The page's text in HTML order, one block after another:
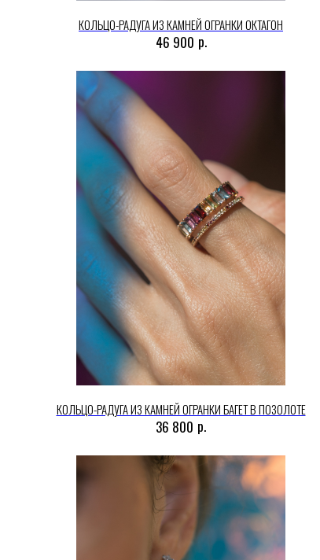
КОЛЬЦО-РАДУГА ИЗ КАМНЕЙ ОГРАНКИ ОКТАГОН
46 900 р.
КОЛЬЦО-РАДУГА ИЗ КАМНЕЙ ОГРАНКИ БАГЕТ В ПОЗОЛОТЕ
36 800 р.